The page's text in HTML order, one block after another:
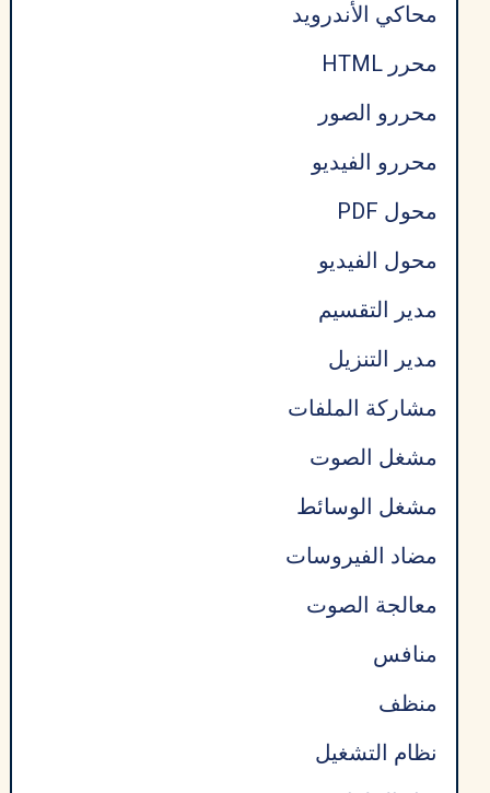
محاكي الأندرويد
محرر HTML
محررو الصور
محررو الفيديو
محول PDF
محول الفيديو
مدير التقسيم
مدير التنزيل
مشاركة الملفات
مشغل الصوت
مشغل الوسائط
مضاد الفيروسات
معالجة الصوت
منافس
منظف
نظام التشغيل